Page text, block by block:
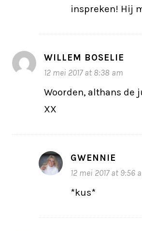
inspreken! Hij
WILLEM BOSELIE
12 mei 2017 at 8:38 am
Woorden, althans de
XX
GWENNIE
12 mei 2017 at 9:56
*kus*